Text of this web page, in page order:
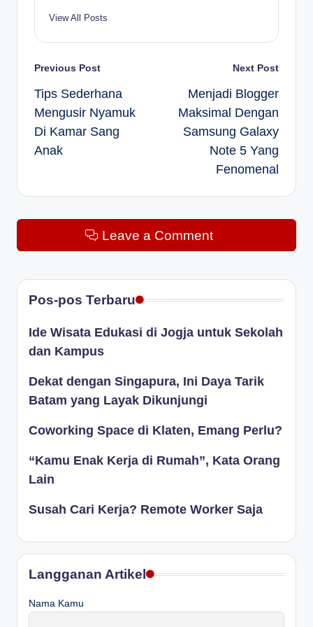
View All Posts
Post
navigation
Previous Post
Tips Sederhana
Mengusir Nyamuk
Di Kamar Sang
Anak
Next Post
Menjadi Blogger
Maksimal Dengan
Samsung Galaxy
Note 5 Yang
Fenomenal
Leave a Comment
Pos-pos Terbaru
Ide Wisata Edukasi di Jogja untuk Sekolah
dan Kampus
Dekat dengan Singapura, Ini Daya Tarik
Batam yang Layak Dikunjungi
Coworking Space di Klaten, Emang Perlu?
“Kamu Enak Kerja di Rumah”, Kata Orang
Lain
Susah Cari Kerja? Remote Worker Saja
Langganan Artikel
Nama Kamu